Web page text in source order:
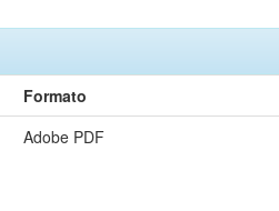
Formato
Adobe PDF